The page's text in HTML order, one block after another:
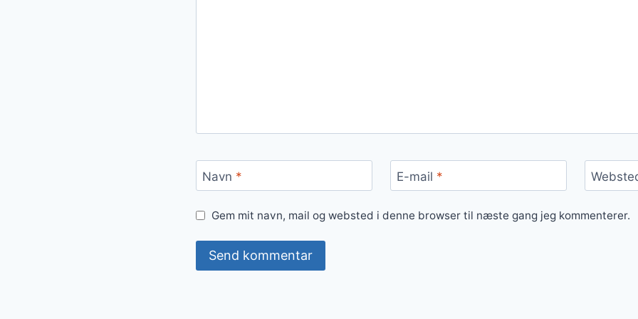
Navn * E-mail *
Gem mit navn, mail og websted i denne browser til næste gang jeg kommenterer.